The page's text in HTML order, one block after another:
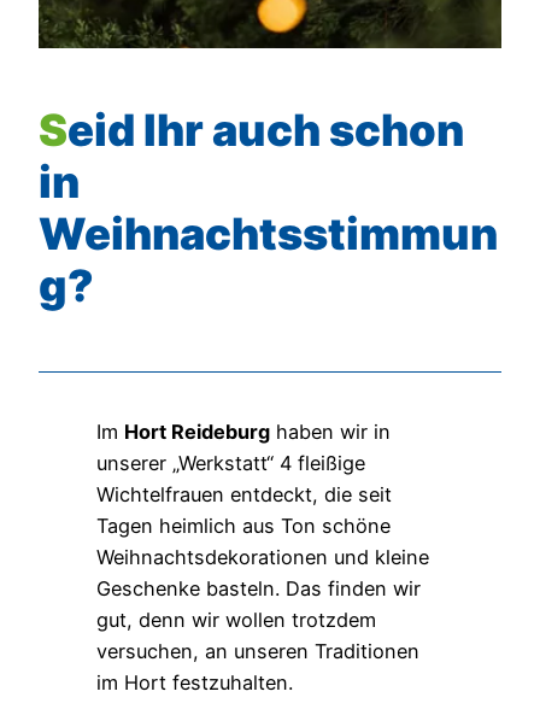
Seid Ihr auch schon
in
Weihnachtsstimmun
g?
Im Hort Reideburg haben wir in
unserer „Werkstatt“ 4 fleißige
Wichtelfrauen entdeckt, die seit
Tagen heimlich aus Ton schöne
Weihnachtsdekorationen und kleine
Geschenke basteln. Das finden wir
gut, denn wir wollen trotzdem
versuchen, an unseren Traditionen
im Hort festzuhalten.